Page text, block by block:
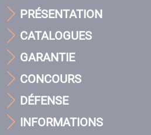
PRÉSENTATION
CATALOGUES
GARANTIE
CONCOURS
DÉFENSE
INFORMATIONS